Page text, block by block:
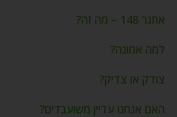
אתגר 148 – מה זה?
למה אמונה?
צודק או צדיק?
האם אנחנו עדיין משועבדים?